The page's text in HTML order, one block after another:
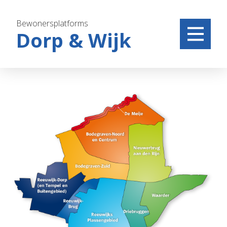
Bewonersplatforms
Dorp & Wijk